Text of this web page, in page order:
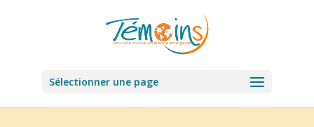
Sélectionner une page